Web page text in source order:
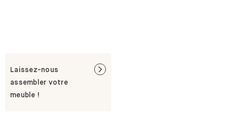
Laissez-nous
assembler votre
meuble !